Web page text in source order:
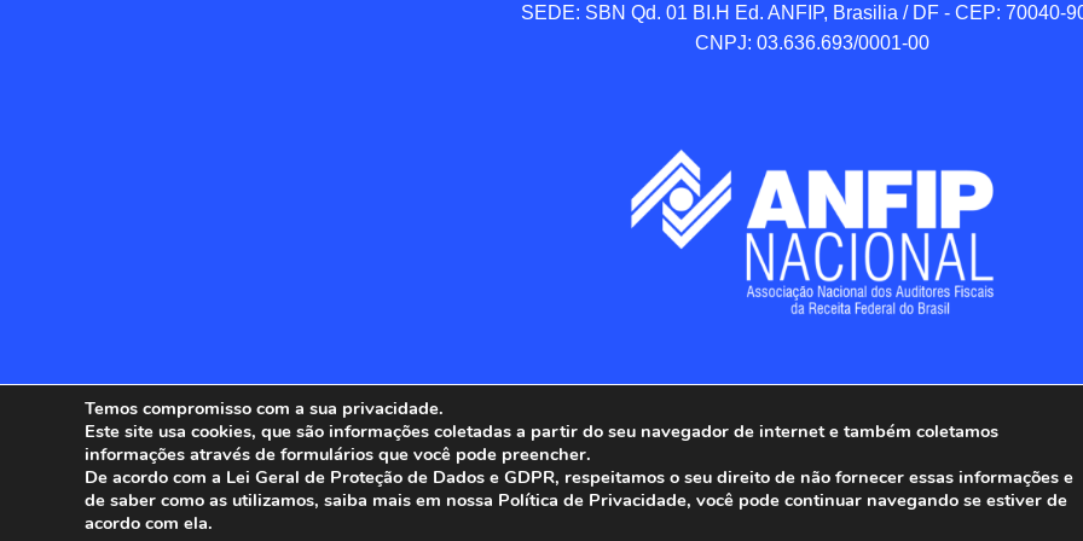
SEDE: SBN Qd. 01 BI.H Ed. ANFIP, Brasilia / DF - CEP: 70040-
CNPJ: 03.636.693/0001-00
ANFIP - Associação Nacional dos Auditores Fiscais da Receita Federal
Todos os Direitos Reservados.
Temos compromisso com a sua privacidade.
Este site usa cookies, que são informações coletadas a partir do seu navegador de internet e também coletamos
informações através de formulários que você pode preencher.
De acordo com a Lei Geral de Proteção de Dados e GDPR, respeitamos o seu direito de não fornecer essas informações e
de saber como as utilizamos, saiba mais em nossa Política de Privacidade, você pode continuar navegando se estiver de
acordo com ela.